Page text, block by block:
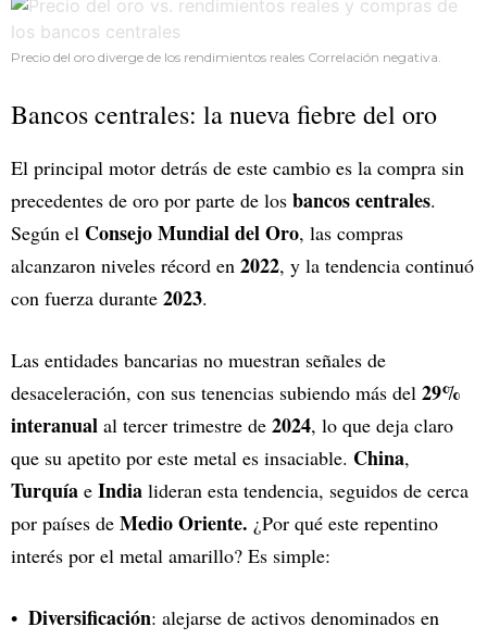
Precio del oro diverge de los rendimientos reales Correlación negativa.
Bancos centrales: la nueva fiebre del oro
El principal motor detrás de este cambio es la compra sin
precedentes de oro por parte de los bancos centrales.
Según el Consejo Mundial del Oro, las compras
alcanzaron niveles récord en 2022, y la tendencia continuó
con fuerza durante 2023.
Las entidades bancarias no muestran señales de
desaceleración, con sus tenencias subiendo más del 29%
interanual al tercer trimestre de 2024, lo que deja claro
que su apetito por este metal es insaciable. China,
Turquía e India lideran esta tendencia, seguidos de cerca
por países de Medio Oriente. ¿Por qué este repentino
interés por el metal amarillo? Es simple:
Diversificación: alejarse de activos denominados en